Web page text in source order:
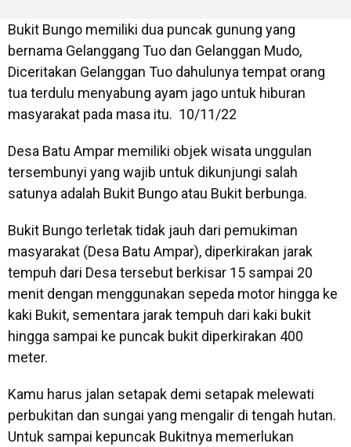
Bukit Bungo memiliki dua puncak gunung yang
bernama Gelanggang Tuo dan Gelanggan Mudo,
Diceritakan Gelanggan Tuo dahulunya tempat orang
tua terdulu menyabung ayam jago untuk hiburan
masyarakat pada masa itu. 10/11/22
Desa Batu Ampar memiliki objek wisata unggulan
tersembunyi yang wajib untuk dikunjungi salah
satunya adalah Bukit Bungo atau Bukit berbunga.
Bukit Bungo terletak tidak jauh dari pemukiman
masyarakat (Desa Batu Ampar), diperkirakan jarak
tempuh dari Desa tersebut berkisar 15 sampai 20
menit dengan menggunakan sepeda motor hingga ke
kaki Bukit, sementara jarak tempuh dari kaki bukit
hingga sampai ke puncak bukit diperkirakan 400
meter.
Kamu harus jalan setapak demi setapak melewati
perbukitan dan sungai yang mengalir di tengah hutan.
Untuk sampai kepuncak Bukitnya memerlukan